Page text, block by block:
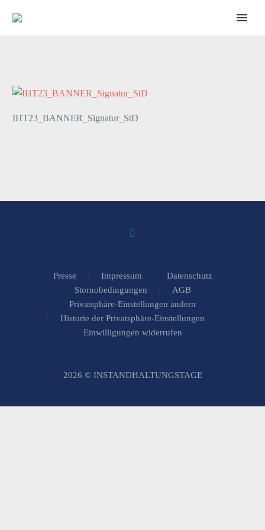
IHT23_BANNER_Signatur_StD
Presse Impressum
Datenschutz
Stornobedingungen
AGB
Privatsphäre-Einstellungen ändern
Historie der Privatsphäre-Einstellungen
Einwilligungen widerrufen
2026 © INSTANDHALTUNGSTAGE